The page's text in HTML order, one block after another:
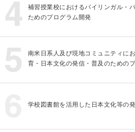
補習授業校におけるバイリンガル・
ためのプログラム開発
南米日系人及び現地コミュニティに
育・日本文化の発信・普及のための
学校図書館を活用した日本文化等の